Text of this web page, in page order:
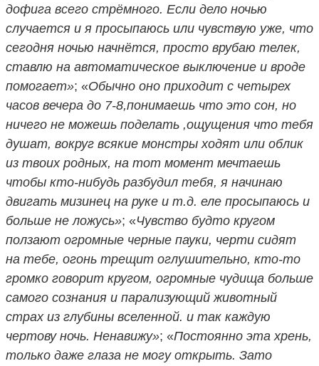
дофига всего стрёмного. Если дело ночью
случается и я просыпаюсь или чувствую уже, что
сегодня ночью начнётся, просто врубаю телек,
ставлю на автоматическое выключение и вроде
помогает»; «Обычно оно приходит с четырех
часов вечера до 7-8,понимаешь что это сон, но
ничего не можешь поделать ,ощущения что тебя
душат, вокруг всякие монстры ходят или облик
из твоих родных, на тот момент мечтаешь
чтобы кто-нибудь разбудил тебя, я начинаю
двигать мизинец на руке и т.д. еле просыпаюсь и
больше не ложусь»; «Чувство будто кругом
ползают огромные черные пауки, черти сидят
на тебе, огонь трещит оглушительно, кто-то
громко говорит кругом, огромные чудища больше
самого сознания и парализующий животный
страх из глубины вселенной. и так каждую
чертову ночь. Ненавижу»; «Постоянно эта хрень,
только даже глаза не могу открыть. Зато